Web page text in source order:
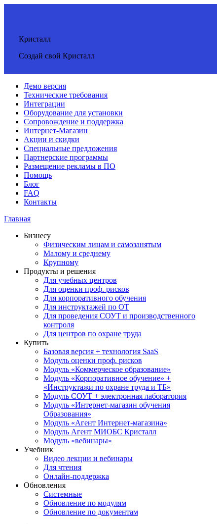
Кристалл
Создай свой Кристалл
Демо версия
Технические требования
Интеграции
Оборудование для установки
Сопровождение и поддержка
Интернет-Магазин
Акции и скидки
Специальные предложения
Партнерские программы
Размещение рекламы в ПО
Помощь
Блог
FAQ
Контакты
Главная
Бизнесу
Физическим лицам и самозанятым
Малому и среднему
Крупному
Продукты и решения
Для учебных центров
Для оценки проф. рисков
Для корпоративного обучения
Для инструктажей по ОТ
Для проведения СОУТ и производственного
контроля
Для центров по охране труда
Купить
Базовая версия + технология SaaS
Модуль оценки проф. рисков
Модуль «Коммерческое образование»
Модуль «Корпоративное обучение» +
«Инструктажи по охране труда и ТБ»
Модуль СОУТ + электронная лаборатория
Модуль «Интернет-магазин обучения
Образования»
Модуль «Агент Интернет-магазина»
Модуль Агент МИОБС Кристалл
Модуль «вебинары»
Учебник
Видео лекции и вебинары
Для чтения
Онлайн-поддержка
Обновления
Системные
Обновление по модулям
Обновление по документам